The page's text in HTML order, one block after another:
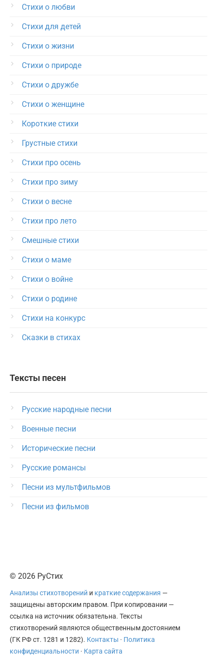
Стихи о любви
Стихи для детей
Стихи о жизни
Стихи о природе
Стихи о дружбе
Стихи о женщине
Короткие стихи
Грустные стихи
Стихи про осень
Стихи про зиму
Стихи о весне
Стихи про лето
Смешные стихи
Стихи о маме
Стихи о войне
Стихи о родине
Стихи на конкурс
Сказки в стихах
Тексты песен
Русские народные песни
Военные песни
Исторические песни
Русские романсы
Песни из мультфильмов
Песни из фильмов
© 2026 РуСтих
Анализы стихотворений и краткие содержания —
защищены авторским правом. При копировании —
ссылка на источник обязательна. Тексты
стихотворений являются общественным достоянием
(ГК РФ ст. 1281 и 1282). Контакты · Политика
конфиденциальности · Карта сайта